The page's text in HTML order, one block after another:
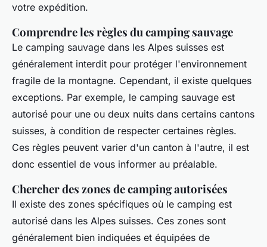
votre expédition.
Comprendre les règles du camping sauvage
Le camping sauvage dans les Alpes suisses est
généralement interdit pour protéger l'environnement
fragile de la montagne. Cependant, il existe quelques
exceptions. Par exemple, le camping sauvage est
autorisé pour une ou deux nuits dans certains cantons
suisses, à condition de respecter certaines règles.
Ces règles peuvent varier d'un canton à l'autre, il est
donc essentiel de vous informer au préalable.
Chercher des zones de camping autorisées
Il existe des zones spécifiques où le camping est
autorisé dans les Alpes suisses. Ces zones sont
généralement bien indiquées et équipées de